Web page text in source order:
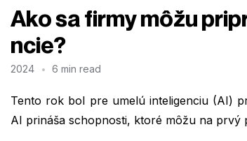
Ako sa firmy môžu
ncie?
2024 6 min read
Tento rok bol pre umelú inteligenciu (AI)
AI prináša schopnosti, ktoré môžu na prvý